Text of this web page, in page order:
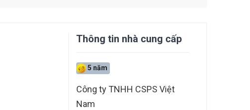
Thông tin nhà cung cấp
5 năm
Công ty TNHH CSPS Việt
Nam